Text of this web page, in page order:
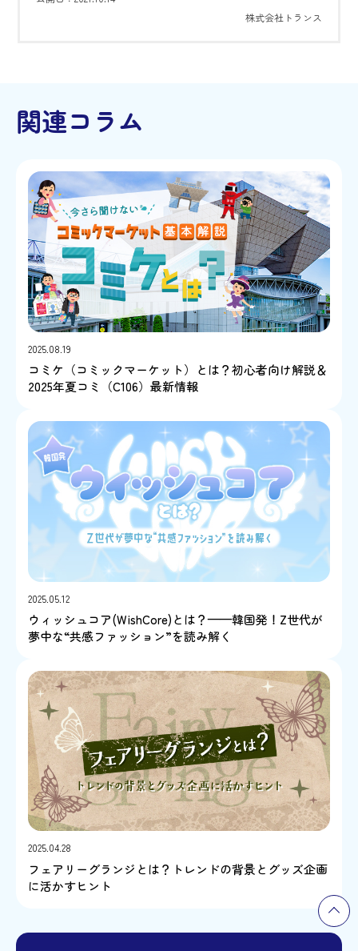
株式会社トランス
関連コラム
2025.08.19
コミケ（コミックマーケット）とは？初心者向け解説＆
2025年夏コミ（C106）最新情報
2025.05.12
ウィッシュコア(WishCore)とは？——韓国発！Z世代が
夢中な“共感ファッション”を読み解く
2025.04.28
フェアリーグランジとは？トレンドの背景とグッズ企画
に活かすヒント